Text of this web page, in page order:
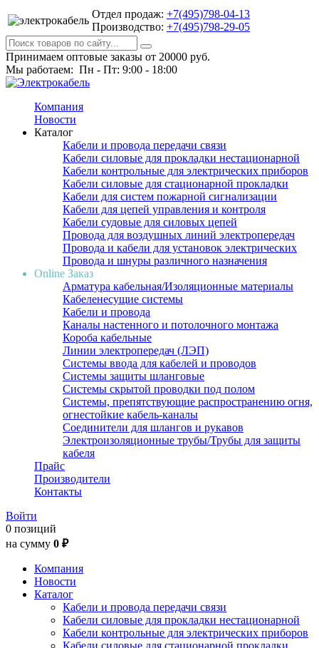
Отдел продаж: +7(495)798-04-13
Производство: +7(495)798-29-05
Принимаем оптовые заказы от 20000 руб.
Мы работаем: Пн - Пт: 9:00 - 18:00
Компания
Новости
Каталог
Кабели и провода передачи связи
Кабели силовые для прокладки нестационарной
Кабели контрольные для электрических приборов
Кабели силовые для стационарной прокладки
Кабели для систем пожарной сигнализации
Кабели для цепей управления и контроля
Кабели судовые для силовых цепей
Провода для воздушных линий электропередач
Провода и кабели для установок электрических
Провода и шнуры различного назначения
Online Заказ
Арматура кабельная/Изоляционные материалы
Кабеленесущие системы
Кабели и провода
Каналы настенного и потолочного монтажа
Короба кабельные
Линии электропередач (ЛЭП)
Системы ввода для кабелей и проводов
Системы защиты шланговые
Системы скрытой проводки под полом
Системы, препятствующие распространению огня,
огнестойкие кабель-каналы
Соединители для шлангов и рукавов
Электроизоляционные трубы/Трубы для защиты
кабеля
Прайс
Производители
Контакты
Войти
0 позиций
на сумму 0 ₽
Компания
Новости
Каталог
Кабели и провода передачи связи
Кабели силовые для прокладки нестационарной
Кабели контрольные для электрических приборов
Кабели силовые для стационарной прокладки